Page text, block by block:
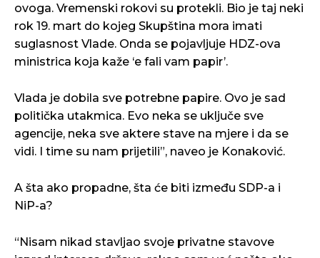
ovoga. Vremenski rokovi su protekli. Bio je taj neki
rok 19. mart do kojeg Skupština mora imati
suglasnost Vlade. Onda se pojavljuje HDZ-ova
ministrica koja kaže ‘e fali vam papir’.
Vlada je dobila sve potrebne papire. Ovo je sad
politička utakmica. Evo neka se uključe sve
agencije, neka sve aktere stave na mjere i da se
vidi. I time su nam prijetili”, naveo je Konaković.
A šta ako propadne, šta će biti između SDP-a i
NiP-a?
“Nisam nikad stavljao svoje privatne stavove